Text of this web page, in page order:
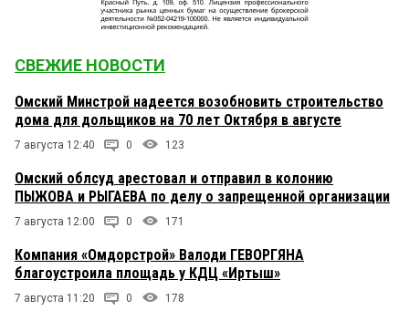
СВЕЖИЕ НОВОСТИ
Омский Минстрой надеется возобновить строительство
дома для дольщиков на 70 лет Октября в августе
7 августа 12:40 0 123
Омский облсуд арестовал и отправил в колонию
ПЫЖОВА и РЫГАЕВА по делу о запрещенной организации
7 августа 12:00 0 171
Компания «Омдорстрой» Валоди ГЕВОРГЯНА
благоустроила площадь у КДЦ «Иртыш»
7 августа 11:20 0 178